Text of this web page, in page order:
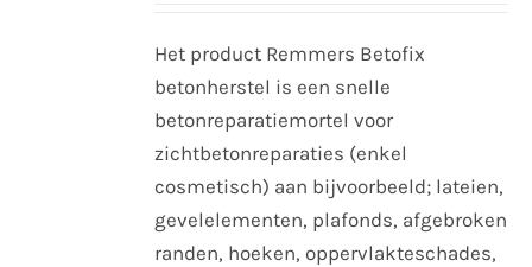
Het product Remmers Betofix
betonherstel is een snelle
betonreparatiemortel voor
zichtbetonreparaties (enkel
cosmetisch) aan bijvoorbeeld; lateien,
gevelelementen, plafonds, afgebroken
randen, hoeken, oppervlakteschades,